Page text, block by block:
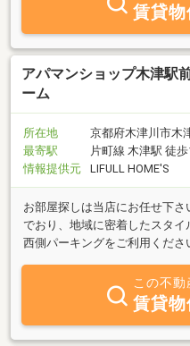
賃貸
アパマンショップ木津
ーム
所在地
京都府木津川市木
最寄駅
片町線 木津駅 徒歩
情報提供元
LIFULL HOME'S
お部屋探しは当店にお任せ下
でおり、地域に密着したスタ
西側パーキングをご利用くださ
この不動
賃貸